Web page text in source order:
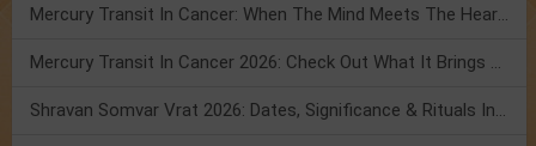
Mercury Transit In Cancer: When The Mind Meets The Heart!
Mercury Transit In Cancer 2026: Check Out What It Brings For You
Shravan Somvar Vrat 2026: Dates, Significance & Rituals In August